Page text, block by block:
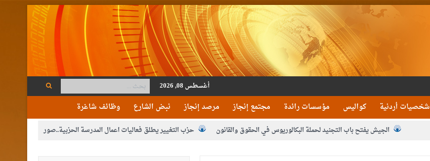
أغسطس 08, 2026
شخصيات أردنية كواليس مؤسسات رائدة مجتمع إنجاز مرصد إنجاز نبض الشارع وظائف شاغرة
حزب التغيير يطلق فعاليات اعمال المدرسة الحزبية..صور
الجيش يفتح باب التجنيد لحملة البكالوريوس في الحقوق والقانون